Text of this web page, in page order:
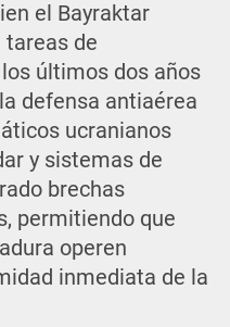
el Bayraktar
de
últimos dos años
defensa antiaérea
ucranianos
y sistemas de
brechas
permitiendo que
operen
inmediata de la